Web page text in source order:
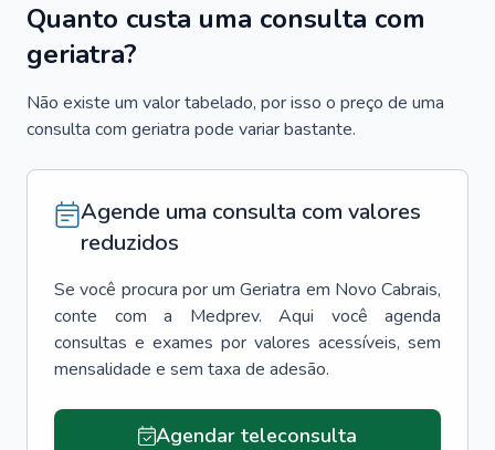
Quanto custa uma consulta com
geriatra?
Não existe um valor tabelado, por isso o preço de uma
consulta com geriatra pode variar bastante.
Agende uma consulta com valores
reduzidos
Se você procura por um Geriatra em Novo Cabrais,
conte com a Medprev. Aqui você agenda
consultas e exames por valores acessíveis, sem
mensalidade e sem taxa de adesão.
Agendar teleconsulta